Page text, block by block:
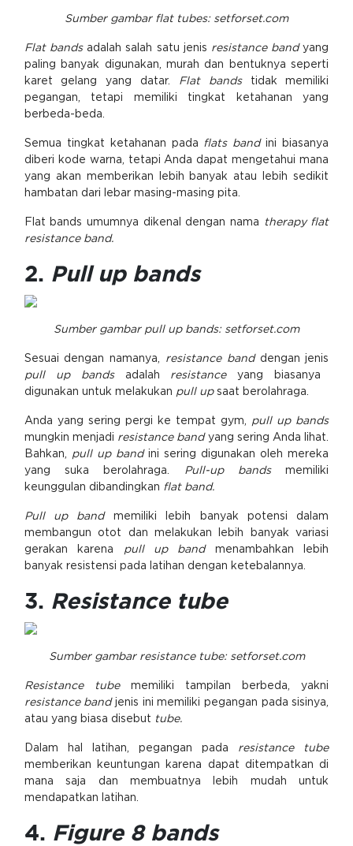
Sumber gambar flat tubes: setforset.com
Flat bandsadalah salah satu jenis resistance bandyang
paling banyak digunakan, murah dan bentuknya seperti
karet gelang yang datar. Flat bandstidak memiliki
pegangan, tetapi memiliki tingkat ketahanan yang
berbeda-beda.
Semua tingkat ketahanan pada flats bandini biasanya
diberi kode warna, tetapi Anda dapat mengetahui mana
yang akan memberikan lebih banyak atau lebih sedikit
hambatan dari lebar masing-masing pita.
Flat bands umumnya dikenal dengan nama
therapy flat
resistance band.
2. Pull up bands
Sumber gambar pull up bands: setforset.com
Sesuai dengan namanya, resistance banddengan jenis
pull up bands
adalah resistanceyang biasanya
digunakan untuk melakukan pull upsaat berolahraga.
Anda yang sering pergi ke tempat gym, pull up bands
mungkin menjadi resistance bandyang sering Anda lihat.
Bahkan, pull up bandini sering digunakan oleh mereka
yang suka berolahraga. Pull-up bandsmemiliki
keunggulan dibandingkan flat band.
Pull up band memiliki lebih banyak potensi dalam
membangun otot dan melakukan lebih banyak variasi
gerakan karena
pull up band menambahkan lebih
banyak resistensi pada latihan dengan ketebalannya.
3. Resistance tube
Sumber gambar resistance tube: setforset.com
Resistance tube memiliki tampilan berbeda, yakni
resistance bandjenis ini memiliki pegangan pada sisinya,
atau yang biasa disebut tube.
Dalam hal latihan, pegangan pada resistance tube
memberikan keuntungan karena dapat ditempatkan di
mana saja dan membuatnya lebih mudah untuk
mendapatkan latihan.
4. Figure 8 bands